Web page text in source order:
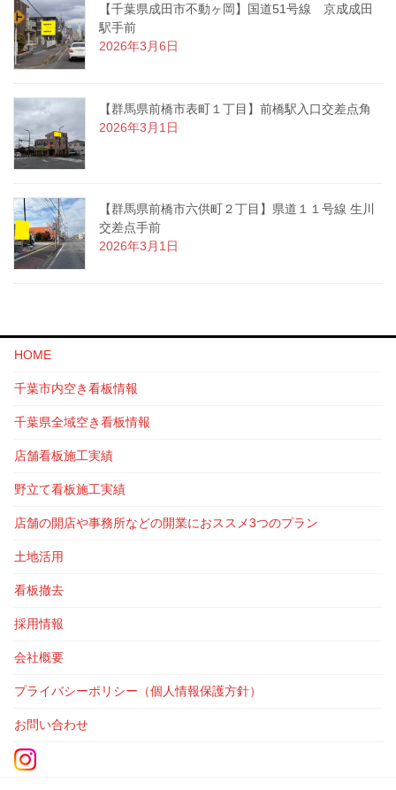
【千葉県成田市不動ヶ岡】国道51号線 京成成田
駅手前
2026年3月6日
【群馬県前橋市表町１丁目】前橋駅入口交差点角
2026年3月1日
【群馬県前橋市六供町２丁目】県道１１号線 生川
交差点手前
2026年3月1日
HOME
千葉市内空き看板情報
千葉県全域空き看板情報
店舗看板施工実績
野立て看板施工実績
店舗の開店や事務所などの開業におススメ3つのプラン
土地活用
看板撤去
採用情報
会社概要
プライバシーポリシー（個人情報保護方針）
お問い合わせ